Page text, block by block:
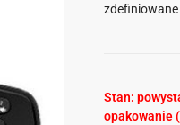
Stan:
opakowanie